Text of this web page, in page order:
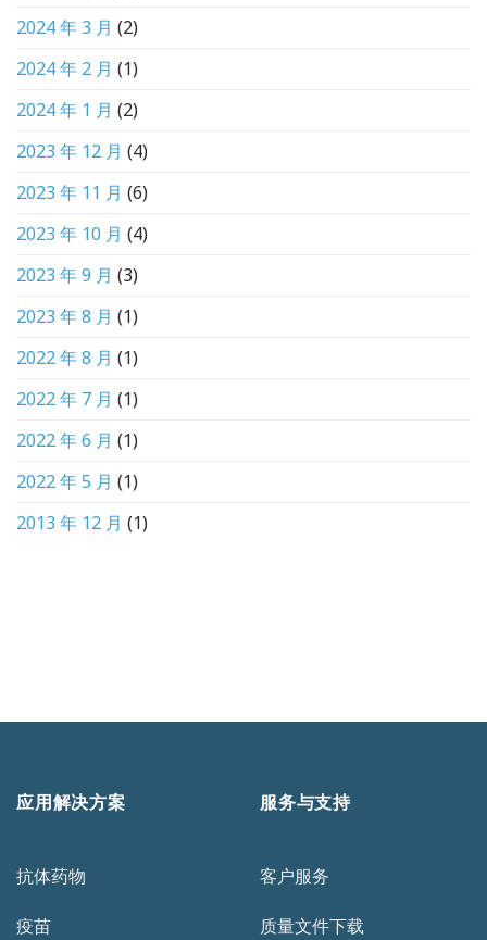
2024 年 3 月 (2)
2024 年 2 月 (1)
2024 年 1 月 (2)
2023 年 12 月 (4)
2023 年 11 月 (6)
2023 年 10 月 (4)
2023 年 9 月 (3)
2023 年 8 月 (1)
2022 年 8 月 (1)
2022 年 7 月 (1)
2022 年 6 月 (1)
2022 年 5 月 (1)
2013 年 12 月 (1)
应用解决方案
抗体药物
疫苗
服务与支持
客户服务
质量文件下载